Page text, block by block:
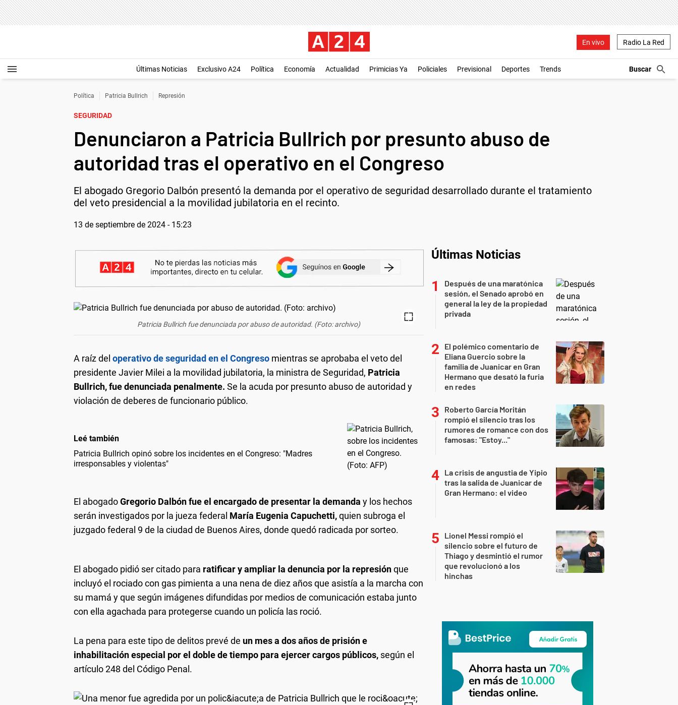
En vivo Radio La Red
Últimas Noticias Exclusivo A24 Política Economía Actualidad Primicias Ya Policiales Previsional Deportes Trends
Política Patricia Bullrich Represión
SEGURIDAD
Denunciaron a Patricia Bullrich por presunto abuso de
autoridad tras el operativo en el Congreso
El abogado Gregorio Dalbón presentó la demanda por el operativo de seguridad desarrollado durante el tratamiento
del veto presidencial a la movilidad jubilatoria en el recinto.
13 de septiembre de 2024 - 15:23
Patricia Bullrich fue denunciada por abuso de autoridad. (Foto: archivo)
A raíz del operativo de seguridad en el Congreso mientras se aprobaba el veto del
presidente Javier Milei a la movilidad jubilatoria, la ministra de Seguridad, Patricia
Bullrich, fue denunciada penalmente. Se la acuda por presunto abuso de autoridad y
violación de deberes de funcionario público.
Leé también
Patricia Bullrich opinó sobre los incidentes en el Congreso: "Madres
irresponsables y violentas"
El abogadoGregorio Dalbón fue el encargado de presentar la demanda y los hechos
serán investigados por la jueza federal María Eugenia Capuchetti,quien subroga el
juzgado federal 9 de la ciudad de Buenos Aires, donde quedó radicada por sorteo.
El abogado pidió ser citado para ratificar y ampliar la denuncia por la represiónque
incluyó el rociado con gas pimienta a una nena de diez años que asistía a la marcha con
su mamá y que según imágenes difundidas por medios de comunicación estaba junto
con ella agachada para protegerse cuando un policía las roció.
La pena para este tipo de delitos prevé de un mes a dos años de prisión e
inhabilitación especial por el doble de tiempo para ejercer cargos públicos, según el
artículo 248 del Código Penal.
Últimas Noticias
Después de una maratónica
sesión, el Senado aprobó en
general la ley de la propiedad
privada
El polémico comentario de
Eliana Guercio sobre la
familia de Juanicar en Gran
Hermano que desató la furia
en redes
Roberto García Moritán
rompió el silencio tras los
rumores de romance con dos
famosas: "Estoy..."
La crisis de angustia de Yipio
tras la salida de Juanicar de
Gran Hermano: el video
Lionel Messi rompió el
silencio sobre el futuro de
Thiago y desmintió el rumor
que revolucionó a los
hinchas